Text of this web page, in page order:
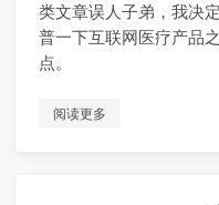
类文章误人子弟，我决
普一下互联网医疗产品
点。
阅读更多